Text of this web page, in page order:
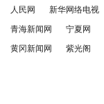
人民网 新华网络电视
青海新闻网
宁夏网
黄冈新闻网
紫光阁